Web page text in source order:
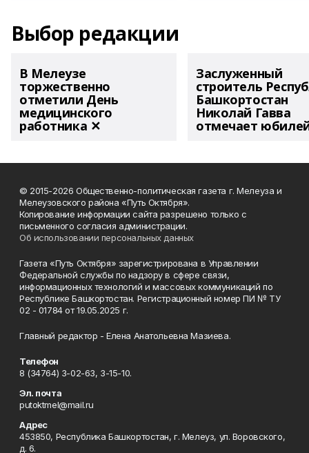
Выбор редакции
В Мелеузе
торжественно
отметили День
медицинского
работника ✕
Заслуженный
строитель
Башкортостан
Николай Гавва
отмечает
© 2015-2026 Общественно-политическая газета г. Мелеуза и
Мелеузовского района «Путь Октября».
Копирование информации сайта разрешено только с
письменного согласия администрации.
Об использовании персональных данных
Газета «Путь Октября» зарегистрирована в Управлении
Федеральной службы по надзору в сфере связи,
информационных технологий и массовых коммуникаций по
Республике Башкортостан. Регистрационный номер ПИ № ТУ
02 - 01784 от 19.05.2025 г.
Главный редактор - Елена Анатольевна Мазиева.
Телефон
8 (34764) 3-02-63, 3-15-10.
Эл. почта
putoktmel@mail.ru
Адрес
453850, Республика Башкортостан, г. Мелеуз, ул. Воровского,
д. 6.